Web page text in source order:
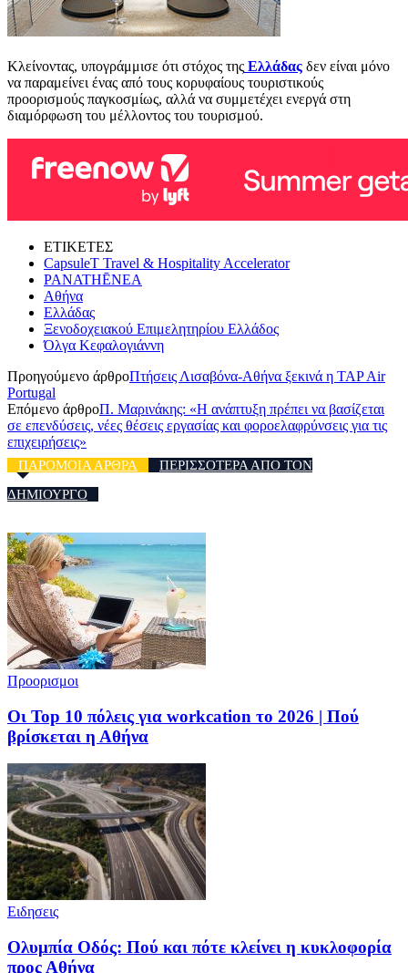
Κλείνοντας, υπογράμμισε ότι στόχος της Ελλάδας δεν είναι μόνο
να παραμείνει ένας από τους κορυφαίους τουριστικούς
προορισμούς παγκοσμίως, αλλά να συμμετέχει ενεργά στη
διαμόρφωση του μέλλοντος του τουρισμού.
ΕΤΙΚΕΤΕΣ
CapsuleT Travel & Hospitality Accelerator
PANATHĒNEA
Αθήνα
Ελλάδας
Ξενοδοχειακού Επιμελητηρίου Ελλάδος
Όλγα Κεφαλογιάννη
Προηγούμενο άρθροΠτήσεις Λισαβόνα-Αθήνα ξεκινά η TAP Air
Portugal
Επόμενο άρθροΠ. Μαρινάκης: «Η ανάπτυξη πρέπει να βασίζεται
σε επενδύσεις, νέες θέσεις εργασίας και φοροελαφρύνσεις για τις
επιχειρήσεις»
ΠΑΡΟΜΟΙΑ ΑΡΘΡΑ
ΠΕΡΙΣΣΟΤΕΡΑ ΑΠΟ ΤΟΝ
ΔΗΜΙΟΥΡΓΟ
Προορισμοι
Οι Top 10 πόλεις για workcation το 2026 | Πού
βρίσκεται η Αθήνα
Ειδησεις
Ολυμπία Οδός: Πού και πότε κλείνει η κυκλοφορία
προς Αθήνα